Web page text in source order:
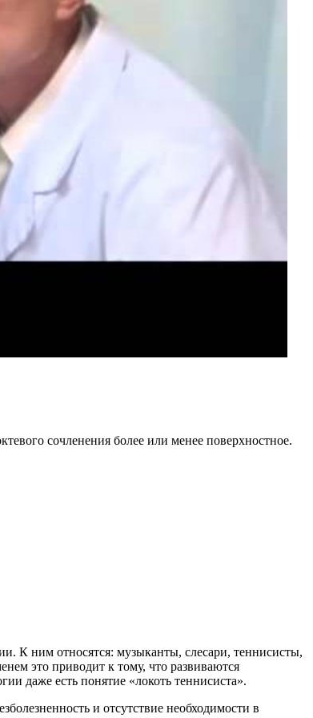
сочленения более или менее поверхностное.
К ним относятся: музыканты, слесари, теннисисты,
это приводит к тому, что развиваются
даже есть понятие «локоть теннисиста».
и отсутствие необходимости в